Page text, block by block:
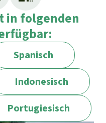
in folgenden
Spanisch
Indonesisch
Portugiesisch